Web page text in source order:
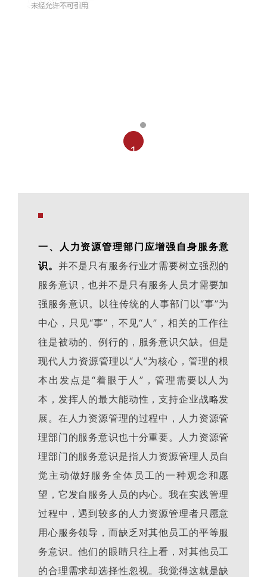
1
一、人力资源管理部门应增强自身服务意
识。 并不是只有服务行业才需要树立强烈的
服务意识，也并不是只有服务人员才需要加
强服务意识。以往传统的人事部门以“事”为
中心，只见“事”，不见“人”，相关的工作往
往是被动的、例行的，服务意识欠缺。但是
现代人力资源管理以“人”为核心，管理的根
本出发点是“着眼于人”，管理需要以人为
本，发挥人的最大能动性，支持企业战略发
展。在人力资源管理的过程中，人力资源管
理部门的服务意识也十分重要。人力资源管
理部门的服务意识是指人力资源管理人员自
觉主动做好服务全体员工的一种观念和愿
望，它发自服务人员的内心。我在实践管理
过程中，遇到较多的人力资源管理者只愿意
用心服务领导，而缺乏对其他员工的平等服
务意识。他们的眼睛只往上看，对其他员工
的合理需求却选择性忽视。我觉得这就是缺